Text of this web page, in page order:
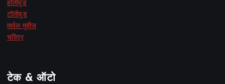
हॉलीवुड
टॉलीवुड
मार्वल मूवीज
चरित्र
टेक & ऑटो